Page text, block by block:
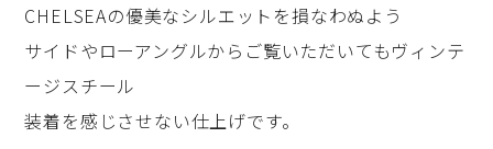
CHELSEAの優美なシルエットを損なわぬよう
サイドやローアングルからご覧いただいてもヴィンテ
ージスチール
装着を感じさせない仕上げです。